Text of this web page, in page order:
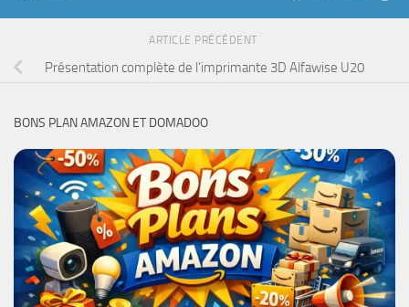
ARTICLE PRÉCÉDENT
Présentation complète de l’imprimante 3D Alfawise U20
BONS PLAN AMAZON ET DOMADOO